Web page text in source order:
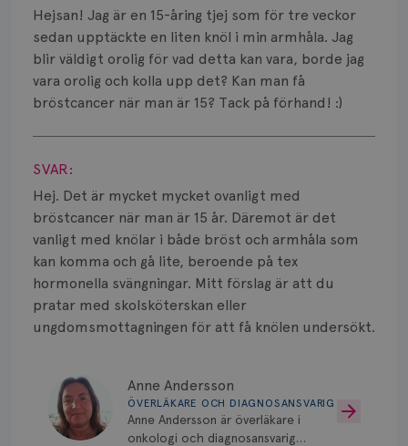
Hejsan! Jag är en 15-åring tjej som för tre veckor
sedan upptäckte en liten knöl i min armhåla. Jag
blir väldigt orolig för vad detta kan vara, borde jag
vara orolig och kolla upp det? Kan man få
bröstcancer när man är 15? Tack på förhand! :)
Visa svar
SVAR:
Hej. Det är mycket mycket ovanligt med
bröstcancer när man är 15 år. Däremot är det
vanligt med knölar i både bröst och armhåla som
kan komma och gå lite, beroende på tex
hormonella svängningar. Mitt förslag är att du
pratar med skolsköterskan eller
ungdomsmottagningen för att få knölen undersökt.
Anne Andersson
ÖVERLÄKARE OCH DIAGNOSANSVARIG
Anne Andersson är överläkare i
onkologi och diagnosansvarig
Biverkningar
Bröstvårta
Knöl
Läkemedel
Smärta
Prognos
Risker
Strålning
Vätska